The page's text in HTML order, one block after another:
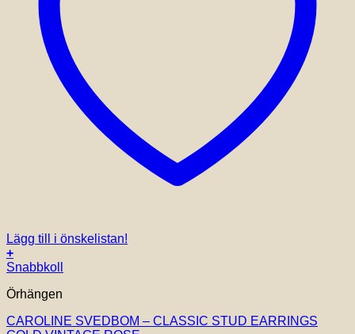
Lägg till i önskelistan!
+
Snabbkoll
Örhängen
CAROLINE SVEDBOM – CLASSIC STUD EARRINGS